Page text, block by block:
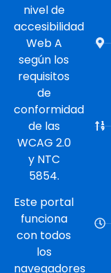
nivel de
accesibilidad
Web A
según los
requisitos
de
conformidad
de las
WCAG 2.0
y NTC
5854.
Este portal
funciona
con todos
los
navegadores